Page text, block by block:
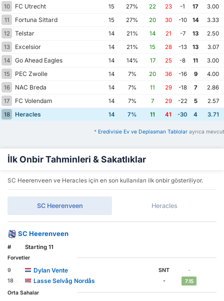
10
FC Utrecht 15 27% 22 23 -1 17
3.00
11
Fortuna Sittard 15 27% 20 30 -10 14
3.33
12
Telstar 14 21% 14 21 -7 13
2.50
13
Excelsior 14 21% 15 28 -13 13
3.07
14
Go Ahead Eagles 14 14% 17 25 -8 11
3.00
15
PEC Zwolle 14 7% 20 36 -16 9
4.00
16
NAC Breda 14 7% 11 29 -18 7
2.86
17
FC Volendam 14 7% 7 29 -22 5
2.57
18
Heracles 14 7% 11 41 -30 4 3.71
* Eredivisie Ev ve Deplasman Tablolar ayrıca mevcut
İlk Onbir Tahminleri & Sakatlıklar
SC Heerenveen ve Heracles için en son kullanılan ilk onbir gösteriliyor.
SC Heerenveen Heracles
SC Heerenveen
# Starting 11
Forvetler
9
Dylan Vente SNT
-
18
Lasse Selvåg Nordås - 7.15
Orta Sahalar